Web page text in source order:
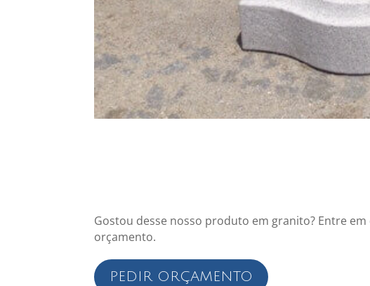
Gostou desse nosso produto em granito? Entre
orçamento.
PEDIR ORÇAMENTO